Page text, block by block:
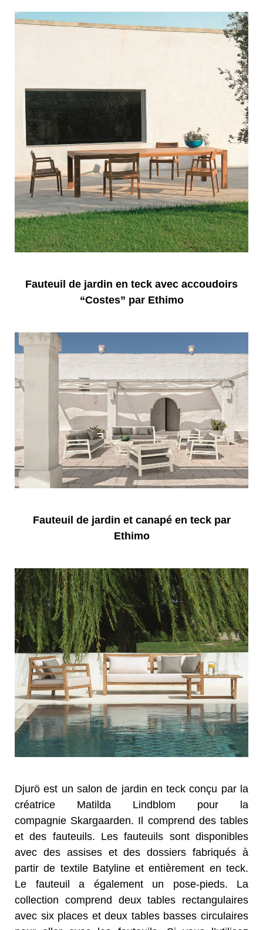
Fauteuil de jardin en teck avec accoudoirs
“Costes” par Ethimo
Fauteuil de jardin et canapé en teck par
Ethimo
Djurö est un salon de jardin en teck conçu par la
créatrice Matilda Lindblom pour la
compagnie Skargaarden. Il comprend des tables
et des fauteuils. Les fauteuils sont disponibles
avec des assises et des dossiers fabriqués à
partir de textile Batyline et entièrement en teck.
Le fauteuil a également un pose-pieds. La
collection comprend deux tables rectangulaires
avec six places etdeux tables basses circulaires